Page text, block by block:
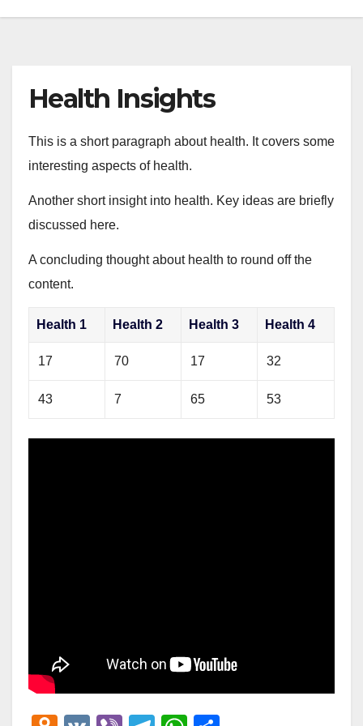
Health Insights
This is a short paragraph about health. It covers some
interesting aspects of health.
Another short insight into health. Key ideas are briefly
discussed here.
A concluding thought about health to round off the
content.
Health 1 Health 2 Health 3 Health 4
17 70 17 32
43 7 65 53